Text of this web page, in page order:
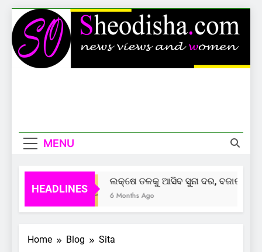
Skip
to
content
MENU
HEADLINES
ଲକ୍ଷେ ତଳକୁ ଆସିବ ସୁନା ଦର, ବଜାର
6 Months Ago
Home Blog Sita